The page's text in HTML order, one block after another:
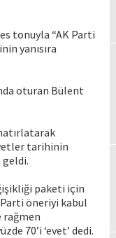
tonuyla “AK Parti
yanısıra
oturan Bülent
tarihinin
geldi.
paketi için
Parti öneriyi kabul
rağmen
70’i ‘evet’ dedi.